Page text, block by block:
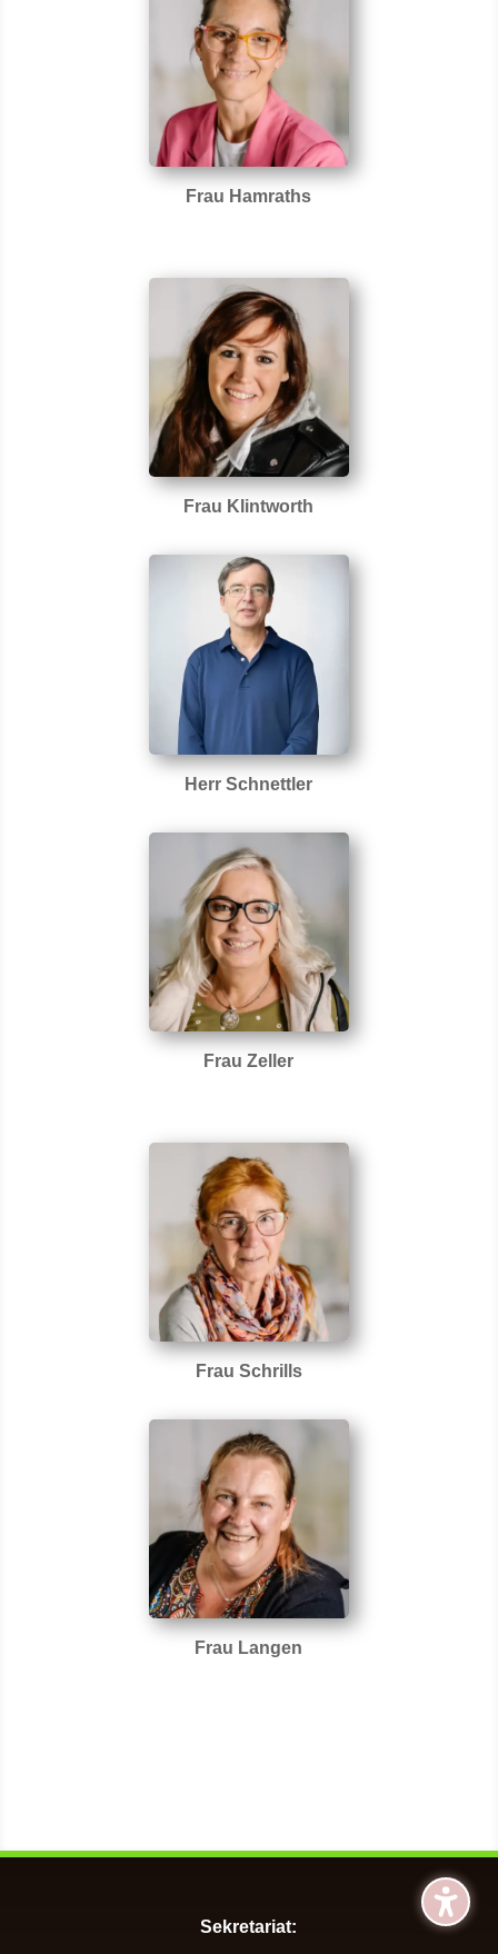
Frau Hamraths
Frau Klintworth
Herr Schnettler
Frau Zeller
Frau Schrills
Frau Langen
Sekretariat: